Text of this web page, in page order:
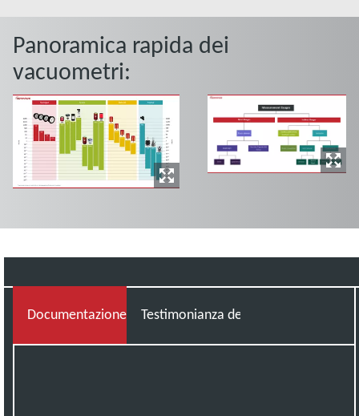
Panoramica rapida dei
vacuometri:
Documentazione Testimonianza del cliente